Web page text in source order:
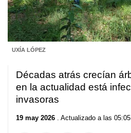
UXÍA LÓPEZ
Décadas atrás crecían
en la actualidad está
invasoras
19 may 2026 . Actualizado a las 05:05